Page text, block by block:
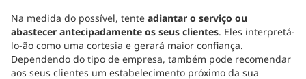
Na medida do possível, tente adiantar o serviço ou
abastecer antecipadamente os seus clientes. Eles interpretá-
lo-ão como uma cortesia e gerará maior confiança.
Dependendo do tipo de empresa, também pode recomendar
aos seus clientes um estabelecimento próximo da sua